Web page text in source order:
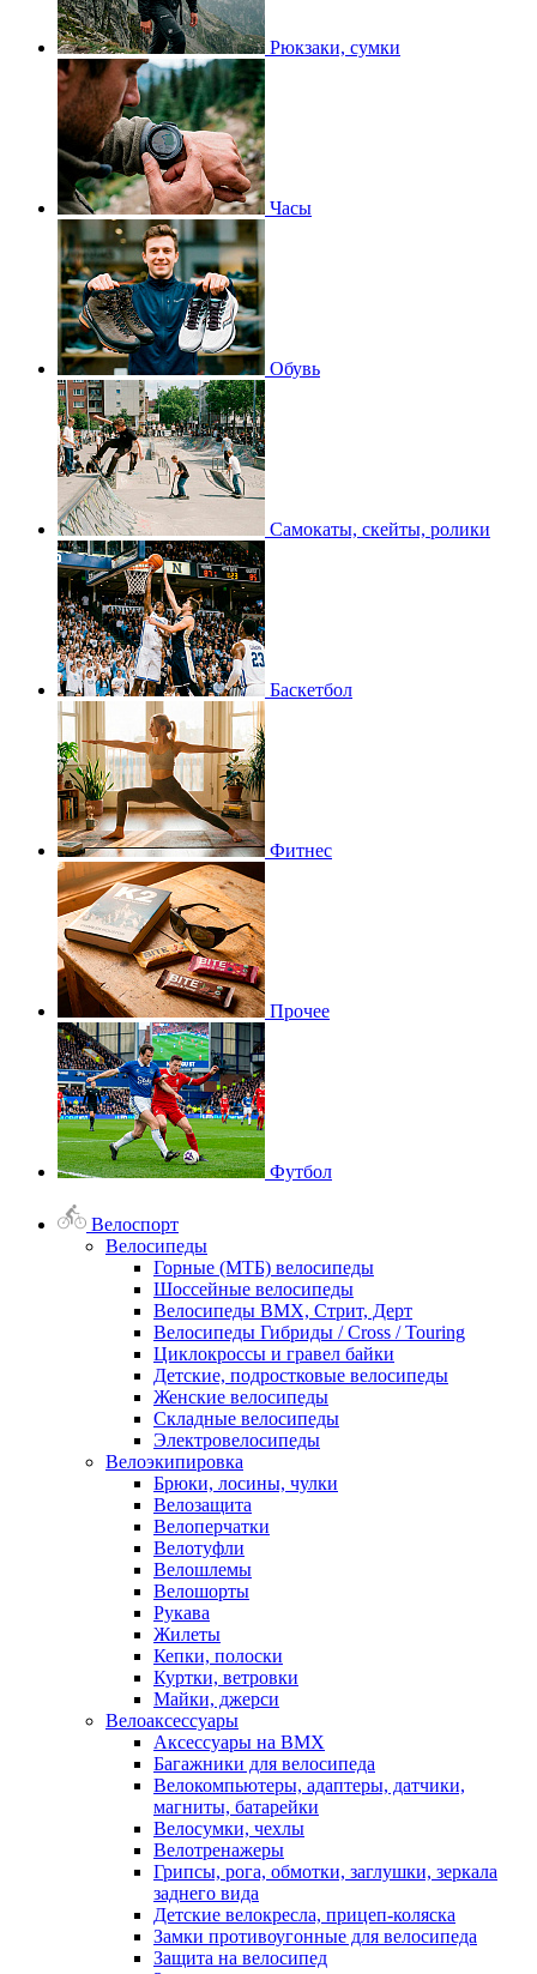
Рюкзаки, сумки
Часы
Обувь
Самокаты, скейты, ролики
Баскетбол
Фитнес
Прочее
Футбол
Велоспорт
Велосипеды
Горные (МТБ) велосипеды
Шоссейные велосипеды
Велосипеды BMX, Стрит, Дерт
Велосипеды Гибриды / Cross / Touring
Циклокроссы и гравел байки
Детские, подростковые велосипеды
Женские велосипеды
Складные велосипеды
Электровелосипеды
Велоэкипировка
Брюки, лосины, чулки
Велозащита
Велоперчатки
Велотуфли
Велошлемы
Велошорты
Рукава
Жилеты
Кепки, полоски
Куртки, ветровки
Майки, джерси
Велоаксессуары
Аксессуары на BMX
Багажники для велосипеда
Велокомпьютеры, адаптеры, датчики,
магниты, батарейки
Велосумки, чехлы
Велотренажеры
Грипсы, рога, обмотки, заглушки, зеркала
заднего вида
Детские велокресла, прицеп-коляска
Замки противоугонные для велосипеда
Защита на велосипед